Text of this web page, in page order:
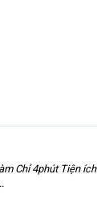
Chỉ 4phút Tiện